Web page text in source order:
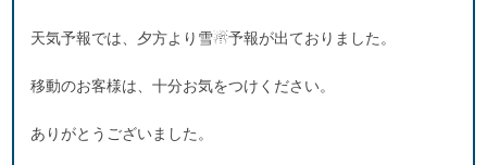
天気予報では、夕方より雪☃予報が出ておりました。
移動のお客様は、十分お気をつけください。
ありがとうございました。